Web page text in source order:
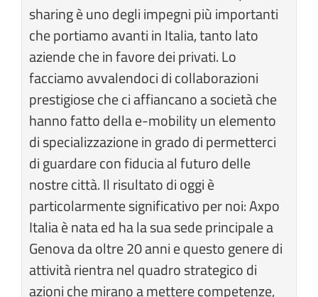
sharing è uno degli impegni più importanti
che portiamo avanti in Italia, tanto lato
aziende che in favore dei privati. Lo
facciamo avvalendoci di collaborazioni
prestigiose che ci affiancano a società che
hanno fatto della e-mobility un elemento
di specializzazione in grado di permetterci
di guardare con fiducia al futuro delle
nostre città. Il risultato di oggi è
particolarmente significativo per noi: Axpo
Italia è nata ed ha la sua sede principale a
Genova da oltre 20 anni e questo genere di
attività rientra nel quadro strategico di
azioni che mirano a mettere competenze,